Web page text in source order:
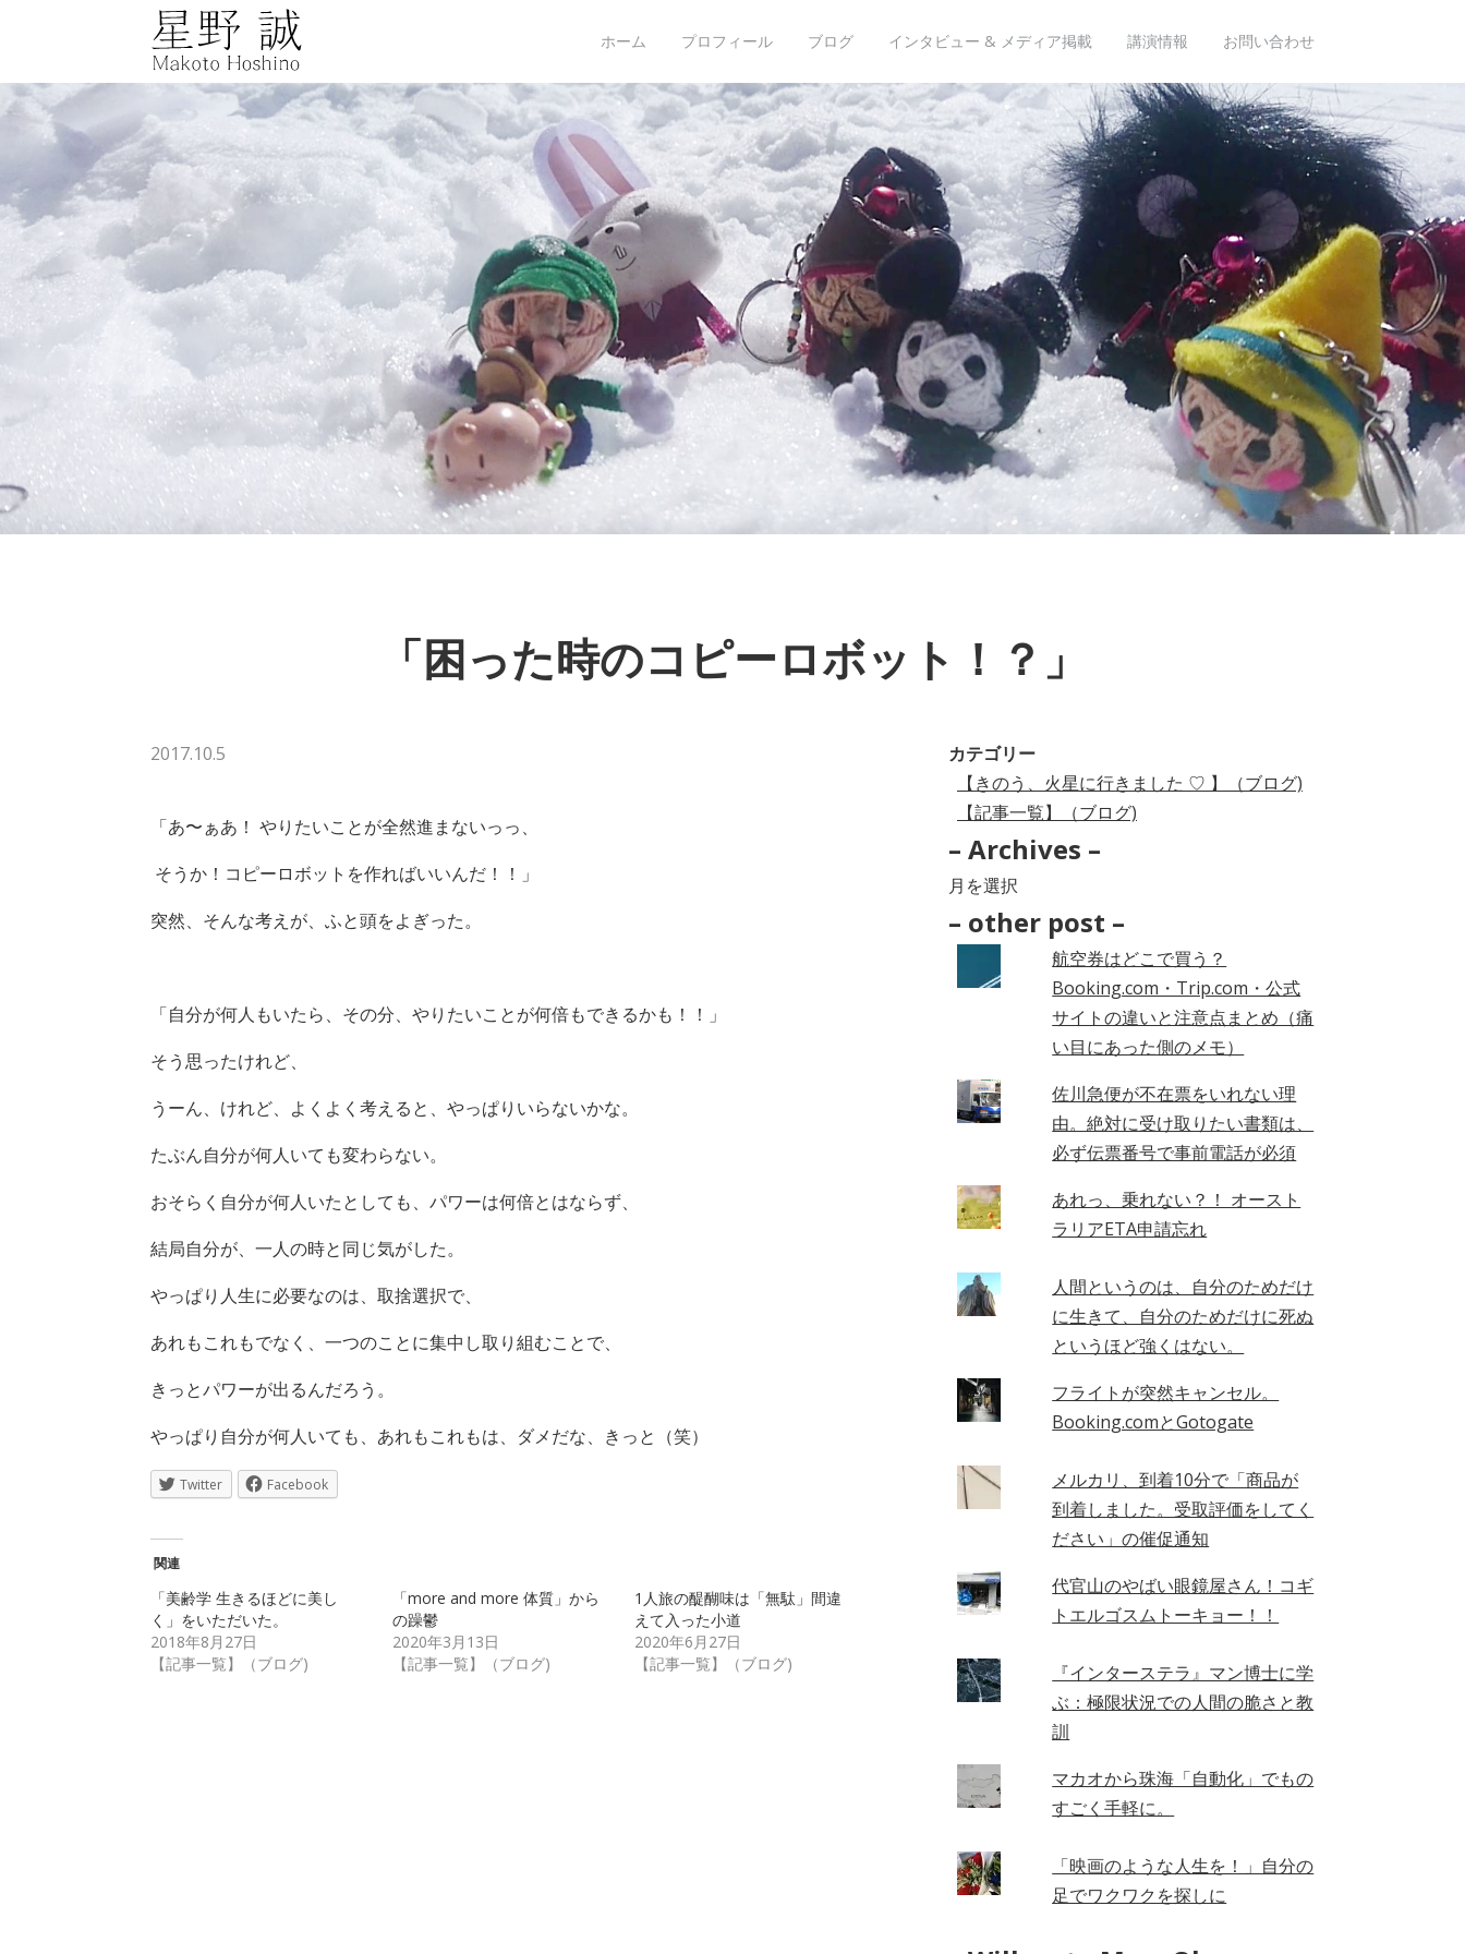
星野誠 makoto hoshino
ホーム プロフィール ブログ インタビュー & メディア掲載 講演情報 お問い合わせ
「困った時のコピーロボット！？」
2017.10.5
「あ〜ぁあ！ やりたいことが全然進まないっっ、
そうか！コピーロボットを作ればいいんだ！！」
突然、そんな考えが、ふと頭をよぎった。
「自分が何人もいたら、その分、やりたいことが何倍もできるかも！！」
そう思ったけれど、
うーん、けれど、よくよく考えると、やっぱりいらないかな。
たぶん自分が何人いても変わらない。
おそらく自分が何人いたとしても、パワーは何倍とはならず、
結局自分が、一人の時と同じ気がした。
やっぱり人生に必要なのは、取捨選択で、
あれもこれもでなく、一つのことに集中し取り組むことで、
きっとパワーが出るんだろう。
やっぱり自分が何人いても、あれもこれもは、ダメだな、きっと（笑）
Twitter Facebook
関連
「美齢学 生きるほどに美し
く」をいただいた。
2018年8月27日
【記事一覧】（ブログ)
「more and more 体質」から
の躁鬱
2020年3月13日
【記事一覧】（ブログ)
1人旅の醍醐味は「無駄」間違
えて入った小道
2020年6月27日
【記事一覧】（ブログ)
カテゴリー
【きのう、火星に行きました ♡ 】（ブログ)
【記事一覧】（ブログ)
– Archives –
–
Archives
– other post –
航空券はどこで買う？
Booking.com・Trip.com・公式
サイトの違いと注意点まとめ（痛
い目にあった側のメモ）
佐川急便が不在票をいれない理
由。絶対に受け取りたい書類は、
必ず伝票番号で事前電話が必須
あれっ、乗れない？！ オースト
ラリアETA申請忘れ
人間というのは、自分のためだけ
に生きて、自分のためだけに死ぬ
というほど強くはない。
フライトが突然キャンセル。
Booking.comとGotogate
メルカリ、到着10分で「商品が
到着しました。受取評価をしてく
ださい」の催促通知
代官山のやばい眼鏡屋さん！コギ
トエルゴスムトーキョー！！
『インターステラ』マン博士に学
ぶ：極限状況での人間の脆さと教
訓
マカオから珠海「自動化」でもの
すごく手軽に。
「映画のような人生を！」自分の
足でワクワクを探しに